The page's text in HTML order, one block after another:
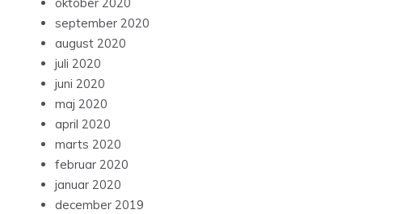
september 2020
august 2020
juli 2020
juni 2020
maj 2020
april 2020
marts 2020
februar 2020
januar 2020
december 2019